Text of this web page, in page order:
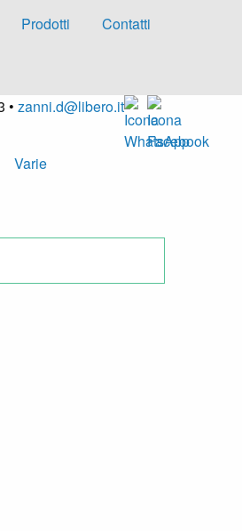
Prodotti Contatti
• zanni.d@libero.it
Varie